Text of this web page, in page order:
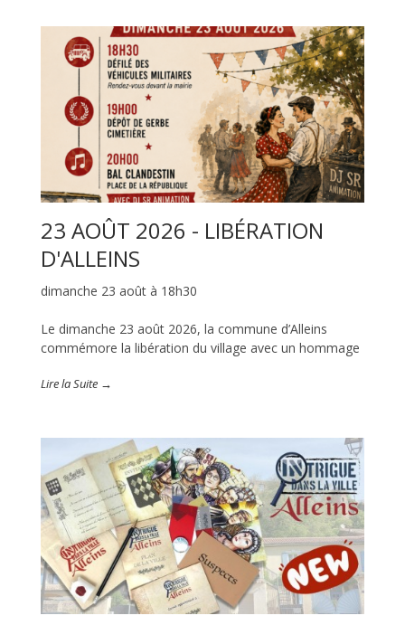
23 AOÛT 2026 - LIBÉRATION
D'ALLEINS
dimanche 23 août à 18h30
Le dimanche 23 août 2026, la commune d’Alleins
commémore la libération du village avec un hommage
Lire la Suite →